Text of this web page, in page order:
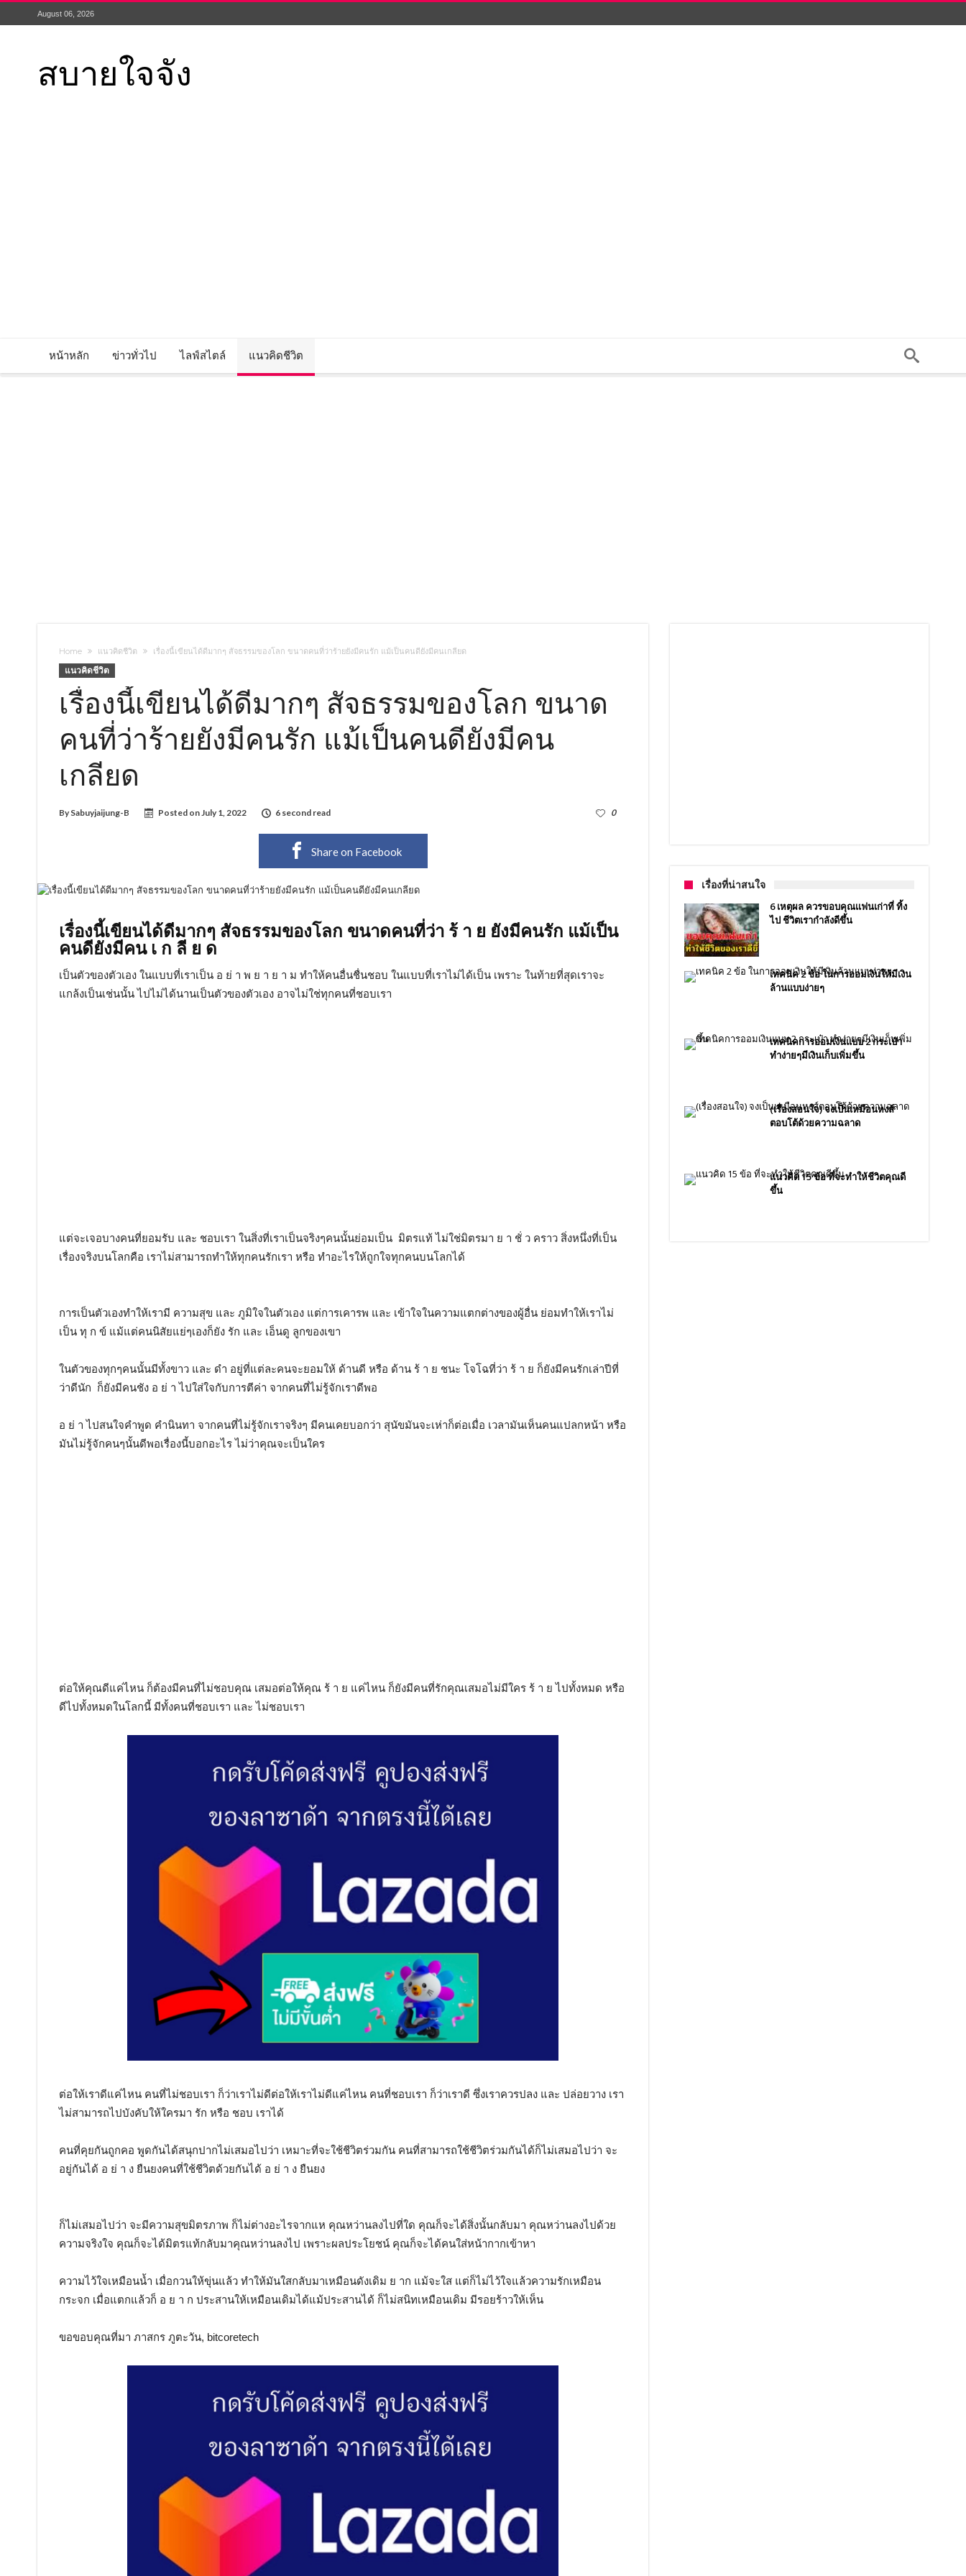
August 06, 2026
สบายใจจัง
หน้าหลัก ข่าวทั่วไป ไลฟ์สไตล์ แนวคิดชีวิต
Home แนวคิดชีวิต เรื่องนี้เขียนได้ดีมากๆ สัจธรรมของโลก ขนาดคนที่ว่าร้ายยังมีคนรัก แม้เป็นคนดียังมีคนเกลียด
แนวคิดชีวิต
เรื่องนี้เขียนได้ดีมากๆ สัจธรรมของโลก ขนาด
คนที่ว่าร้ายยังมีคนรัก แม้เป็นคนดียังมีคน
เกลียด
By Sabuyjaijung-B Posted onJuly 1, 2022 6 second read 0
Share on Facebook
เรื่องนี้เขียนได้ดีมากๆ สัจธรรมของโลก ขนาดคนที่ว่า ร้ า ย ยังมีคนรัก แม้เป็น
คนดียังมีคน เ ก ลี ย ด
เป็นตัวของตัวเอง ในแบบที่เราเป็น อ ย่ า พ ย า ย า ม ทำให้คนอื่นชื่นชอบ ในแบบที่เราไม่ได้เป็น เพราะ ในท้ายที่สุดเราจะ
แกล้งเป็นเช่นนั้น ไปไม่ได้นานเป็นตัวของตัวเอง อาจไม่ใช่ทุกคนที่ชอบเรา
แต่จะเจอบางคนที่ยอมรับ และ ชอบเรา ในสิ่งที่เราเป็นจริงๆคนนั้นย่อมเป็น มิตรแท้ ไม่ใช่มิตรมา ย า ชั่ ว คราว สิ่งหนึ่งที่เป็น
เรื่องจริงบนโลกคือ เราไม่สามารถทำให้ทุกคนรักเรา หรือ ทำอะไรให้ถูกใจทุกคนบนโลกได้
การเป็นตัวเองทำให้เรามี ความสุข และ ภูมิใจในตัวเอง แต่การเคารพ และ เข้าใจในความแตกต่างของผู้อื่น ย่อมทำให้เราไม่
เป็น ทุ ก ข์ แม้แต่คนนิสัยแย่ๆเองก็ยัง รัก และ เอ็นดู ลูกของเขา
ในตัวของทุกๆคนนั้นมีทั้งขาว และ ดำ อยู่ที่แต่ละคนจะยอมให้ ด้านดี หรือ ด้าน ร้ า ย ชนะ โจโฉที่ว่า ร้ า ย ก็ยังมีคนรักเล่าปีที่
ว่าดีนัก ก็ยังมีคนชัง อ ย่ า ไปใส่ใจกับการตีค่า จากคนที่ไม่รู้จักเราดีพอ
อ ย่ า ไปสนใจคำพูด คำนินทา จากคนที่ไม่รู้จักเราจริงๆ มีคนเคยบอกว่า สุนัขมันจะเห่าก็ต่อเมื่อ เวลามันเห็นคนแปลกหน้า หรือ
มันไม่รู้จักคนๆนั้นดีพอเรื่องนี้บอกอะไร ไม่ว่าคุณจะเป็นใคร
ต่อให้คุณดีแค่ไหน ก็ต้องมีคนที่ไม่ชอบคุณ เสมอต่อให้คุณ ร้ า ย แค่ไหน ก็ยังมีคนที่รักคุณเสมอไม่มีใคร ร้ า ย ไปทั้งหมด หรือ
ดีไปทั้งหมดในโลกนี้ มีทั้งคนที่ชอบเรา และ ไม่ชอบเรา
ต่อให้เราดีแค่ไหน คนที่ไม่ชอบเรา ก็ว่าเราไม่ดีต่อให้เราไม่ดีแค่ไหน คนที่ชอบเรา ก็ว่าเราดี ซึ่งเราควรปลง และ ปล่อยวาง เรา
ไม่สามารถไปบังคับให้ใครมา รัก หรือ ชอบ เราได้
คนที่คุยกันถูกคอ พูดกันได้สนุกปากไม่เสมอไปว่า เหมาะที่จะใช้ชีวิตร่วมกัน คนที่สามารถใช้ชีวิตร่วมกันได้ก็ไม่เสมอไปว่า จะ
อยู่กันได้ อ ย่ า ง ยืนยงคนที่ใช้ชีวิตด้วยกันได้ อ ย่ า ง ยืนยง
ก็ไม่เสมอไปว่า จะมีความสุขมิตรภาพ ก็ไม่ต่างอะไรจากแห คุณหว่านลงไปที่ใด คุณก็จะได้สิ่งนั้นกลับมา คุณหว่านลงไปด้วย
ความจริงใจ คุณก็จะได้มิตรแท้กลับมาคุณหว่านลงไป เพราะผลประโยชน์ คุณก็จะได้คนใส่หน้ากากเข้าหา
ความไว้ใจเหมือนน้ำ เมื่อกวนให้ขุ่นแล้ว ทำให้มันใสกลับมาเหมือนดังเดิม ย าก แม้จะใส แต่ก็ไม่ไว้ใจแล้วความรักเหมือน
กระจก เมื่อแตกแล้วก็ อ ย า ก ประสานให้เหมือนเดิมได้แม้ประสานได้ ก็ไม่สนิทเหมือนเดิม มีรอยร้าวให้เห็น
ขอขอบคุณที่มา ภาสกร ภูตะวัน, bitcoretech
เรื่องที่น่าสนใจ
6 เหตุผล ควรขอบคุณเเฟนเก่าที่ ทิ้ง
ไป ชีวิตเรากำลังดีขึ้น
เทคนิค 2 ข้อ ในการออมเงินให้มีเงิน
ล้านแบบง่ายๆ
เทคนิคการออมเงินแบบ 2 กระเป๋า
ทำง่ายๆมีเงินเก็บเพิ่มขึ้น
(เรื่องสอนใจ) จงเป็นเหมือนหงส์
ตอบโต้ด้วยความฉลาด
แนวคิด 15 ข้อ ที่จะทำให้ชีวิตคุณดี
ขึ้น